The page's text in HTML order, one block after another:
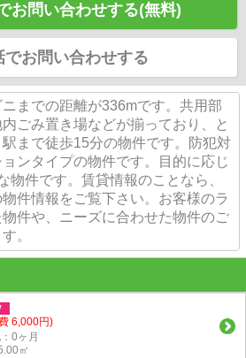
お問い合わせする(無料)
でお問い合わせする
までの距離が336mです。共用部
ごみ置き場などが揃っており、と
まで徒歩15分の物件です。防犯対
ンタイプの物件です。目的に応じ
物件です。賃貸情報のことなら、
件情報をご覧下さい。お客様のラ
件や、ニーズに合わせた物件のご
。
6,000円)
0ヶ月
㎡